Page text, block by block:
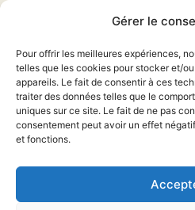
Gérer le
Pour offrir les meilleures expériences,
telles que les cookies pour stocker et/
appareils. Le fait de consentir à ces
traiter des données telles que le
uniques sur ce site. Le fait de ne pas
consentement peut avoir un effet
et fonctions.